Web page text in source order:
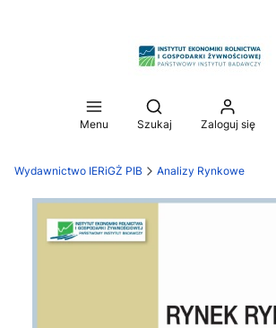
Menu
Otwórz wyszukiwarkę
Szukaj Zaloguj się
Wydawnictwo IERiGŻ PIB Analizy Rynkowe